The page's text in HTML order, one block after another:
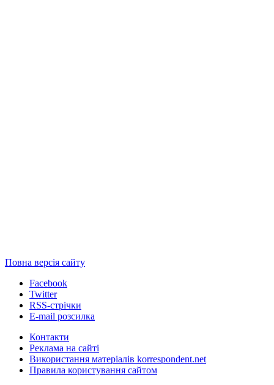
Повна версія сайту
Facebook
Twitter
RSS-стрічки
E-mail розсилка
Контакти
Реклама на сайті
Використання матеріалів korrespondent.net
Правила користування сайтом